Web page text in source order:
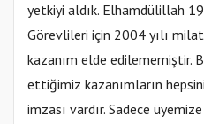
yetkiyi aldık. Elhamdülillah
Görevlileri için 2004 yılı
kazanım elde edilememiştir.
ettiğimiz kazanımların
imzası vardır. Sadece